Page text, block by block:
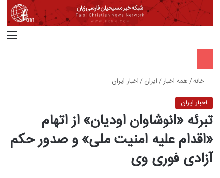
خانه/همه اخبار/ایران /اخبار ایران
اخبار ایران
تبرئه «انوشاوان اودیان» از اتهام
«اقدام علیه امنیت ملی» و صدور حکم
آزادی فوری وی